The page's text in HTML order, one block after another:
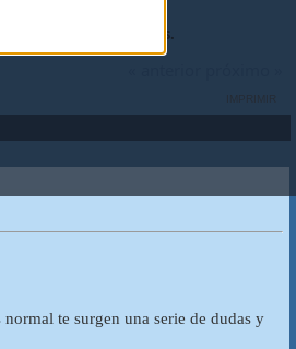
2012. Dudas principales.
IMPRIMIR
te surgen una serie de dudas y